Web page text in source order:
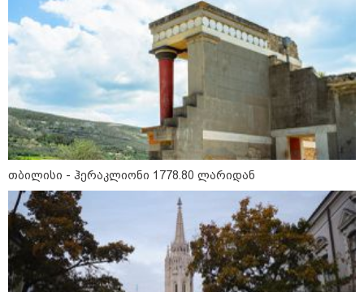
12:34 / 08-08-2026
რას აცხადებს ირაკლი კობახიძე
ელექტროენერგიის რამდენჯერმე
გათიშვასთან დაკავშირებით?
თბილისი - ჰერაკლიონი 1778.80 ლარიდან